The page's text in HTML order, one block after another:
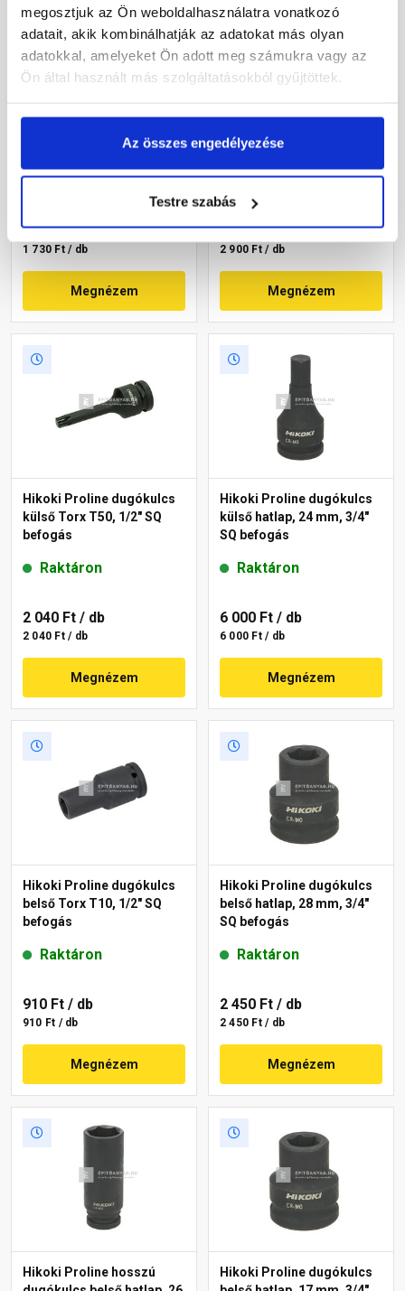
megosztjuk az Ön weboldalhasználatra vonatkozó
adatait, akik kombinálhatják az adatokat más olyan
adatokkal, amelyeket Ön adott meg számukra vagy az
Ön által használt más szolgáltatásokból gyűjtöttek.
Az összes engedélyezése
Testre szabás
Raktáron
1 730 Ft/ db
1 730 Ft / db
Megnézem
(bit) befogás
Raktáron
2 900 Ft/ db
2 900 Ft / db
Megnézem
Hikoki Proline dugókulcs
külső Torx T50, 1/2" SQ
befogás
Raktáron
2 040 Ft / db
2 040 Ft / db
Megnézem
Hikoki Proline dugókulcs
külső hatlap, 24 mm, 3/4"
SQ befogás
Raktáron
6 000 Ft / db
6 000 Ft / db
Megnézem
Hikoki Proline dugókulcs
belső Torx T10, 1/2" SQ
befogás
Raktáron
910 Ft / db
910 Ft / db
Megnézem
Hikoki Proline dugókulcs
belső hatlap, 28 mm, 3/4"
SQ befogás
Raktáron
2 450 Ft / db
2 450 Ft / db
Megnézem
Hikoki Proline hosszú
Hikoki Proline dugókulcs